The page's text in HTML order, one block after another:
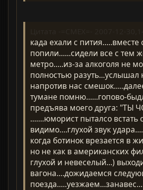
када ехали с пития.....вместе
попили......сидели все с тем
метро.....из-за алкоголя не
полностью разуть...услышал
напротив нас
тумане помню......гопово-
предъява моего друга: "ТЫ
.......юморист пыталсо встать
видимо....глухой звук
когда ботинок врезается в
но не как в американских
глухой и невеселый...)
вагона....дожидаемся
поезда.....уезжаем...занавес...